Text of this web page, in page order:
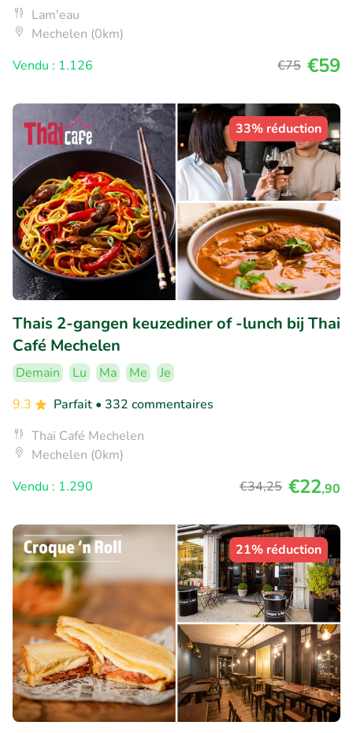
Lam'eau
Mechelen (0km)
Vendu : 1.126
€75 €59
33% réduction
Thais 2-gangen keuzediner of -lunch bij Thai
Café Mechelen
Demain Lu Ma Me
Je
9.3
Parfait • 332 commentaires
Thai Café Mechelen
Mechelen (0km)
Vendu : 1.290
€34,25 €22,90
21% réduction